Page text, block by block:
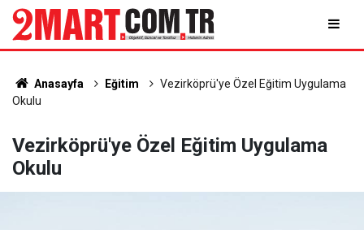
Anasayfa Eğitim
Vezirköprü'ye Özel Eğitim Uygulama
Okulu
Vezirköprü'ye Özel Eğitim Uygulama
Okulu